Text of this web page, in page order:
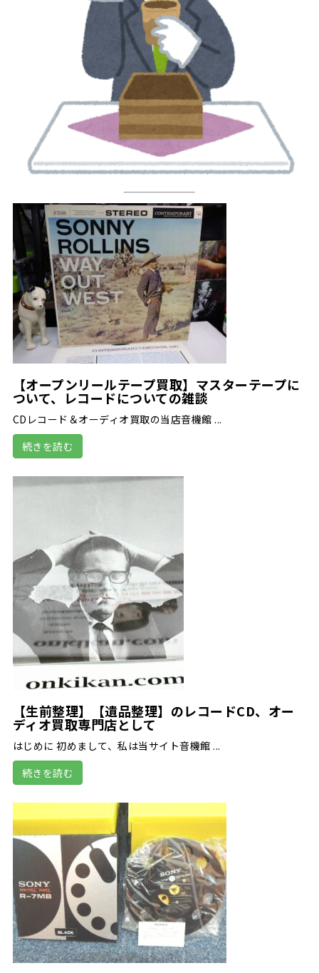
【オープンリールテープ買取】マスターテープに
ついて、レコードについての雑談
CDレコード＆オーディオ買取の当店音機館 ...
続きを読む
【生前整理】【遺品整理】のレコードCD、オー
ディオ買取専門店として
はじめに 初めまして、私は当サイト音機館 ...
続きを読む